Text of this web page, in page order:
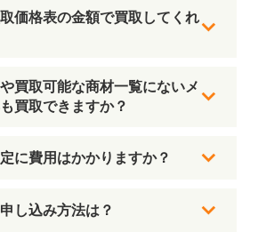
価格表の金額で買取してくれ
買取可能な商材一覧にないメ
買取できますか？
に費用はかかりますか？
し込み方法は？